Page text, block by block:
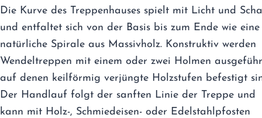
Die Kurve des Treppenhauses spielt mit Licht und
und entfaltet sich von der Basis bis zum Ende wie eine
natürliche Spirale aus Massivholz. Konstruktiv werden
Wendeltreppen mit einem oder zwei Holmen
auf denen keilförmig verjüngte Holzstufen befestigt
Der Handlauf folgt der sanften Linie der Treppe und
kann mit Holz-, Schmiedeisen- oder Edelstahlpfosten